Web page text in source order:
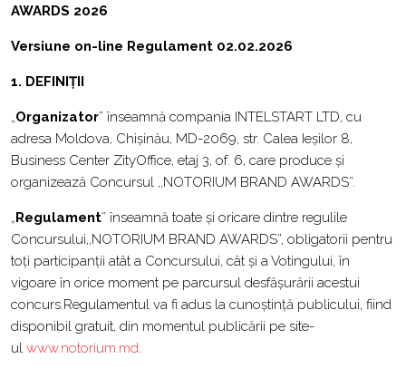
AWARDS 2026
Versiune on-line Regulament 02.02.2026
1. DEFINIȚII
„Organizator” înseamnă compania INTELSTART LTD, cu
adresa Moldova, Chișinău, MD-2069, str. Calea Ieșilor 8,
Business Center ZityOffice, etaj 3, of. 6, care produce și
organizează Concursul ,,NOTORIUM BRAND AWARDS”.
„Regulament” înseamnă toate și oricare dintre regulile
Concursului,,NOTORIUM BRAND AWARDS”, obligatorii pentru
toți participanții atât a Concursului, cât și a Votingului, în
vigoare în orice moment pe parcursul desfășurării acestui
concurs.Regulamentul va fi adus la cunoștință publicului, fiind
disponibil gratuit, din momentul publicării pe site-
ul www.notorium.md.